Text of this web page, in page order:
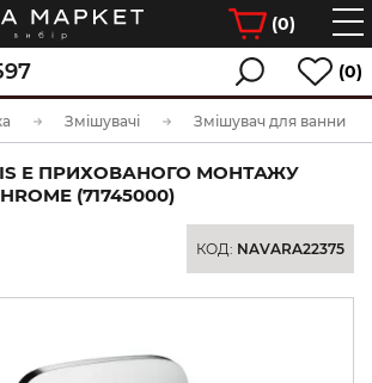
(0)
(0)
Змішувачі Змішувач для ванни
E ПРИХОВАНОГО МОНТАЖУ
(71745000)
КОД: NAVARA22375